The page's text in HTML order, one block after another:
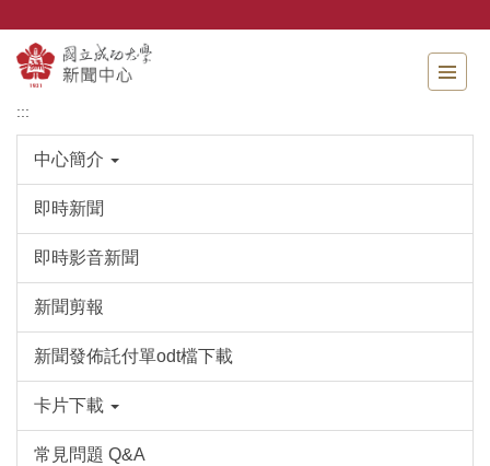
主
要
內
:::
中心簡介
即時新聞
即時影音新聞
新聞剪報
新聞發佈託付單odt檔下載
卡片下載
常見問題 Q&A